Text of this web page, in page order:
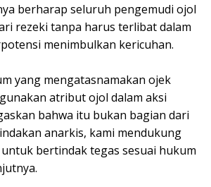
berharap seluruh pengemudi ojol
rezeki tanpa harus terlibat dalam
menimbulkan kericuhan.
yang mengatasnamakan ojek
atribut ojol dalam aksi
bahwa itu bukan bagian dari
anarkis, kami mendukung
bertindak tegas sesuai hukum